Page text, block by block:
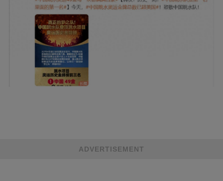
ADVERTISEMENT